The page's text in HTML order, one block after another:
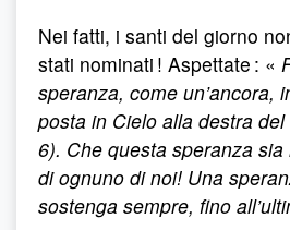
Nei fatti, i santi del giorno
stati nominati ! Aspettate : «
speranza, come un’ancora,
posta in Cielo alla destra del
6). Che questa speranza
di ognuno di noi! Una
sostenga sempre, fino